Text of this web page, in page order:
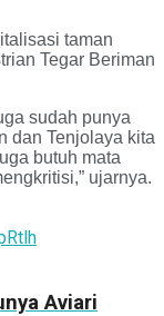
taman
Tegar Beriman
sudah punya
dan Tenjolaya kita
butuh mata
ujarnya.
Rtlh
Aviari